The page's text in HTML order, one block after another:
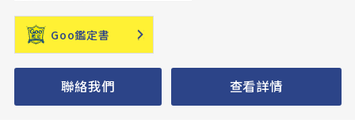
Goo鑑定書
聯絡我們 查看詳情